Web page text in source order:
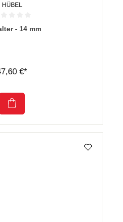
HÜBEL
von 0 von 5 Sternen
- 14 mm
€*